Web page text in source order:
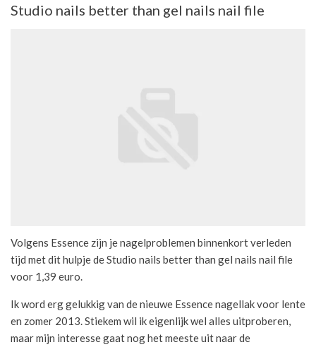
Studio nails better than gel nails nail file
Volgens Essence zijn je nagelproblemen binnenkort verleden
tijd met dit hulpje de Studio nails better than gel nails nail file
voor 1,39 euro.
Ik word erg gelukkig van de nieuwe Essence nagellak voor lente
en zomer 2013. Stiekem wil ik eigenlijk wel alles uitproberen,
maar mijn interesse gaat nog het meeste uit naar de